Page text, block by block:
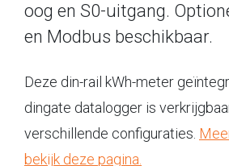
oog en S0-uitgang.
en Modbus beschikbaar.
Deze din-rail kWh-meter
dingate datalogger is
verschillende configuraties.
bekijk deze pagina.